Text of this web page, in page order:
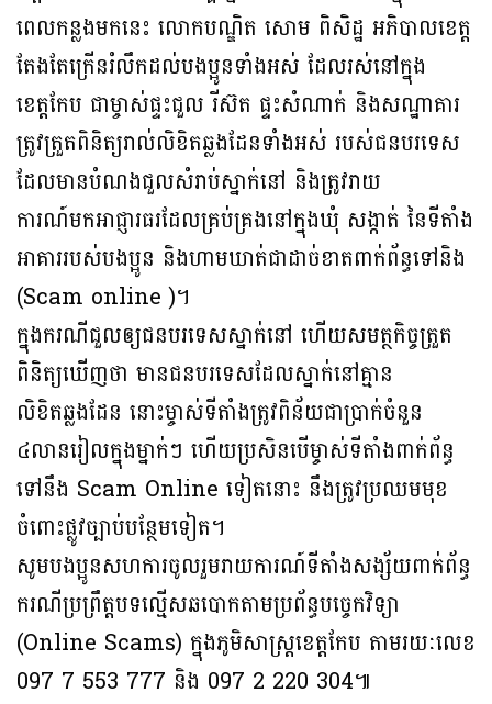
ពេលកន្លងមកនេះ លោកបណ្ឌិត សោម ពិសិដ្ឋ អភិបាលខេត្ត
តែងតែក្រើនរំលឹកដល់បងប្អូនទាំងអស់ ដែលរស់នៅក្នុង
ខេត្តកែប ជាម្ចាស់ផ្ទះជួល រីស៊ត ផ្ទះសំណាក់ និងសណ្ឋាគារ
ត្រូវត្រួតពិនិត្យរាល់លិខិតឆ្លងដែនទាំងអស់ របស់ជនបរទេស
ដែលមានបំណងជួលសំរាប់ស្នាក់នៅ និងត្រូវរាយ
ការណ៍មកអាជ្ញារធរដែលគ្រប់គ្រងនៅក្នុងឃុំ សង្កាត់ នៃទីតាំង
អាគាររបស់បងប្អូន និងហាមឃាត់ជាដាច់ខាតពាក់ព័ន្ធទៅនិង
(Scam online )។
ក្នុងករណីជួលឲ្យជនបរទេសស្នាក់នៅ ហើយសមត្ថកិច្ចត្រួត
ពិនិត្យឃើញថា មានជនបរទេសដែលស្នាក់នៅគ្មាន
លិខិតឆ្លងដែន នោះម្ចាស់ទីតាំងត្រូវពិន័យជាប្រាក់ចំនួន
៤លានរៀលក្នុងម្នាក់ៗ ហើយប្រសិនបើម្ចាស់ទីតាំងពាក់ព័ន្ធ
ទៅនឹង Scam Online ទៀតនោះ នឹងត្រូវប្រឈមមុខ
ចំពោះផ្លូវច្បាប់បន្ថែមទៀត។
សូមបងប្អូនសហការចូលរួមរាយការណ៍ទីតាំងសង្ស័យពាក់ព័ន្ធ
ករណីប្រព្រឹត្តបទល្មើសឆបោកតាមប្រព័ន្ធបច្ចេកវិទ្យា
(Online Scams) ក្នុងភូមិសាស្ត្រខេត្តកែប តាមរយៈលេខ
097 7 553 777 និង 097 2 220 304៕